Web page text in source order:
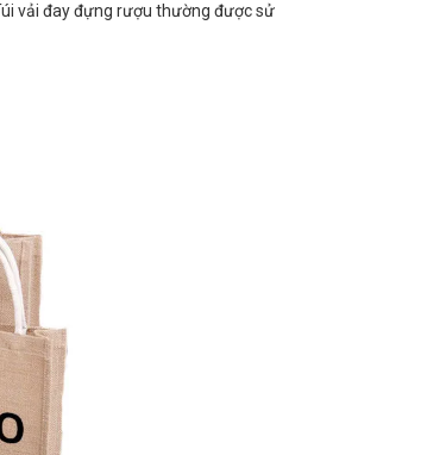
vải đay đựng rượu thường được sử